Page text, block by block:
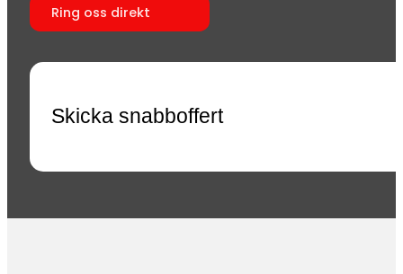
Ring oss direkt
Skicka snabboffert